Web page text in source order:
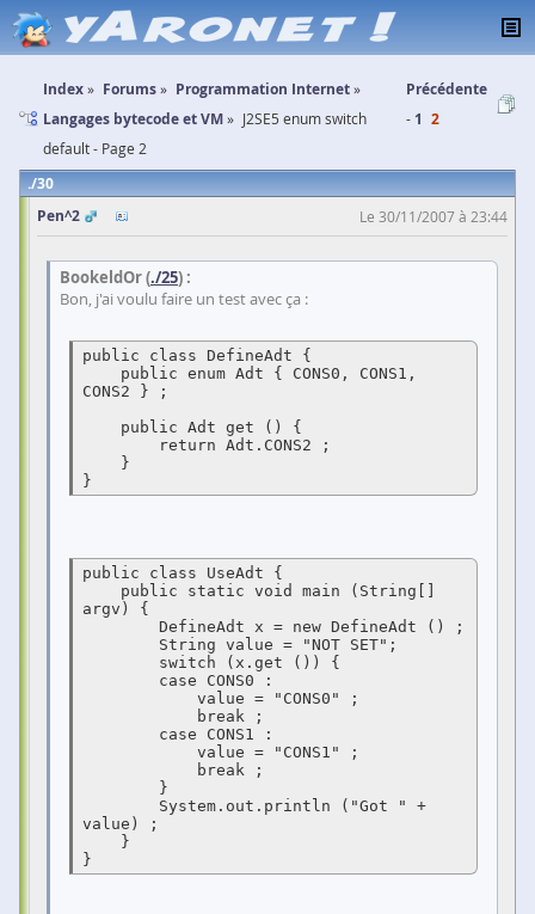
Index Forums
Programmation Internet
Langages bytecode et VM
J2SE5 enum switch
default - Page 2
Précédente
1 2
30
Pen^2
Le 30/11/2007 à 23:44
BookeldOr (./25) :
Bon, j'ai voulu faire un test avec ça :
public class DefineAdt {
CONS2 } ;
}
public class UseAdt {
argv) {
value) ;
}